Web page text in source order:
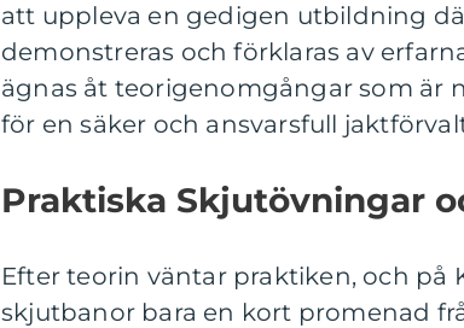
att uppleva en gedigen utbildning
demonstreras och förklaras av
ägnas åt teorigenomgångar som är
för en säker och ansvarsfull
Praktiska Skjutövningar
Efter teorin väntar praktiken, och på
skjutbanor bara en kort promenad